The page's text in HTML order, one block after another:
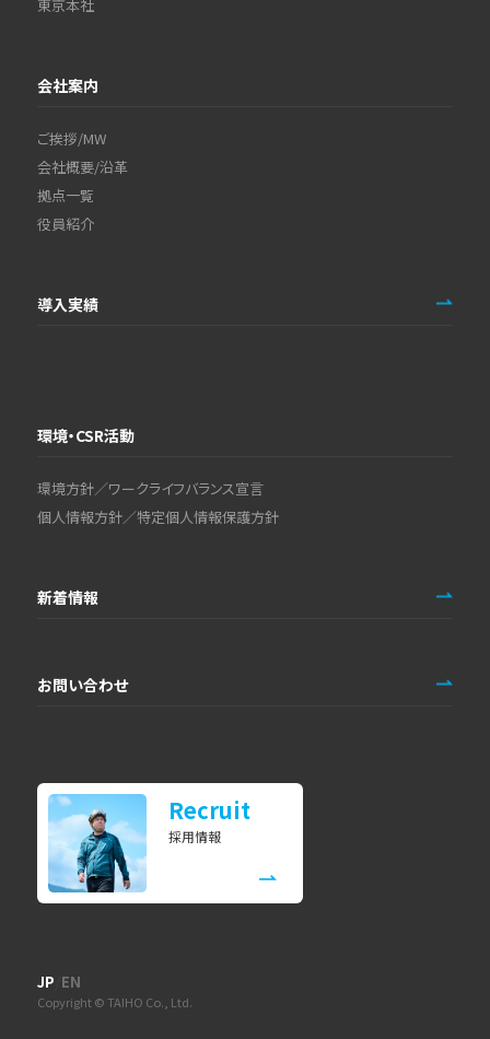
東京本社
会社案内
ご挨拶/MW
会社概要/沿革
拠点一覧
役員紹介
導入実績
環境・CSR活動
環境方針／ワークライフバランス宣言
個人情報方針／特定個人情報保護方針
新着情報
お問い合わせ
Recruit
採用情報
JP EN
Copyright © TAIHO Co., Ltd.